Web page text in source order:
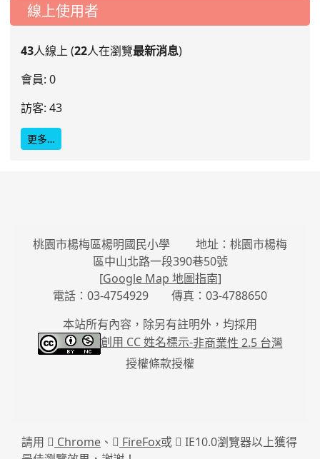
線上使用者
43人線上 (22人在瀏覽最新消息)
會員: 0
訪客: 43
更多…
桃園市楊梅區楊明國民小學 地址：桃園市楊梅
區中山北路一段390巷50號
[Google Map 地圖指南]
電話：03-4754929 傳真：03-4788650
本站所有內容，除另有註明外，均採用
創用 CC 姓名標示-非商業性 2.5 台灣
授權條款授權
請用 Chrome 、 FireFox或
IE10.0瀏覽器以上獲得